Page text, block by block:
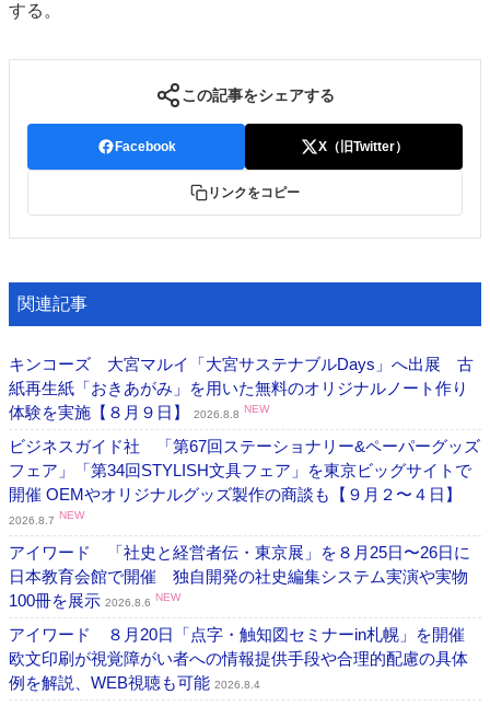
する。
この記事をシェアする
Facebook X（旧Twitter）
リンクをコピー
関連記事
キンコーズ 大宮マルイ「大宮サステナブルDays」へ出展 古
紙再生紙「おきあがみ」を用いた無料のオリジナルノート作り
体験を実施【８月９日】
2026.8.8 NEW
ビジネスガイド社 「第67回ステーショナリー&ペーパーグッズ
フェア」「第34回STYLISH文具フェア」を東京ビッグサイトで
開催 OEMやオリジナルグッズ製作の商談も【９月２〜４日】
2026.8.7 NEW
アイワード 「社史と経営者伝・東京展」を８月25日〜26日に
日本教育会館で開催 独自開発の社史編集システム実演や実物
100冊を展示 2026.8.6 NEW
アイワード ８月20日「点字・触知図セミナーin札幌」を開催
欧文印刷が視覚障がい者への情報提供手段や合理的配慮の具体
例を解説、WEB視聴も可能 2026.8.4